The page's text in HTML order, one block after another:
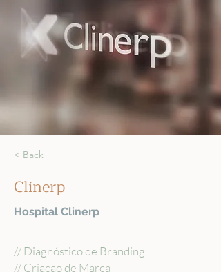
< Back
Clinerp
Hospital Clinerp
// Diagnóstico de Branding
// Criação de Marca